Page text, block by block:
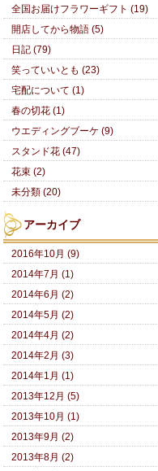
全国お届けフラワーギフト (19)
開店してから物語 (5)
日記 (79)
笑っていいとも (23)
宅配について (1)
春の切花 (1)
ウエディングブーケ (9)
スタンド花 (47)
花束 (2)
未分類 (20)
アーカイブ
2016年10月 (9)
2014年7月 (1)
2014年6月 (2)
2014年5月 (2)
2014年4月 (2)
2014年2月 (3)
2014年1月 (1)
2013年12月 (5)
2013年10月 (1)
2013年9月 (2)
2013年8月 (2)